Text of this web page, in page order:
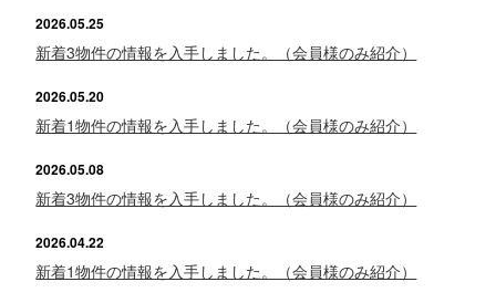
2026.05.25
新着3物件の情報を入手しました。（会員様のみ紹介）
2026.05.20
新着1物件の情報を入手しました。（会員様のみ紹介）
2026.05.08
新着3物件の情報を入手しました。（会員様のみ紹介）
2026.04.22
新着1物件の情報を入手しました。（会員様のみ紹介）